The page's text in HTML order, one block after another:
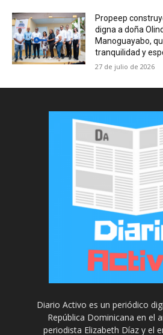
Propeep
digna a doña
Manoguayabo,
tranquilidad y
27 de julio de 2026
Diario Activo es un periódico
República Dominicana en el
periodista Elizabeth Díaz y el